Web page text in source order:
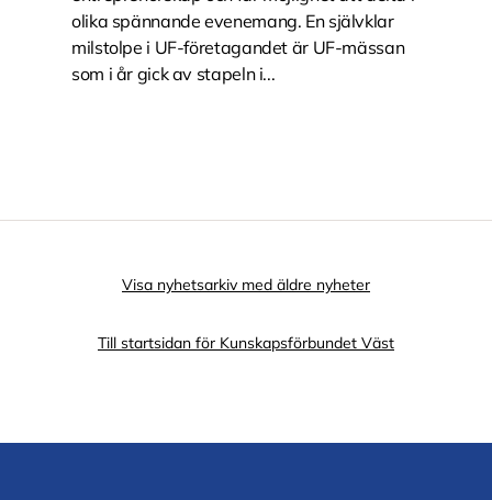
olika spännande evenemang. En självklar
milstolpe i UF-företagandet är UF-mässan
som i år gick av stapeln i...
Visa nyhetsarkiv med äldre nyheter
Till startsidan för Kunskapsförbundet Väst